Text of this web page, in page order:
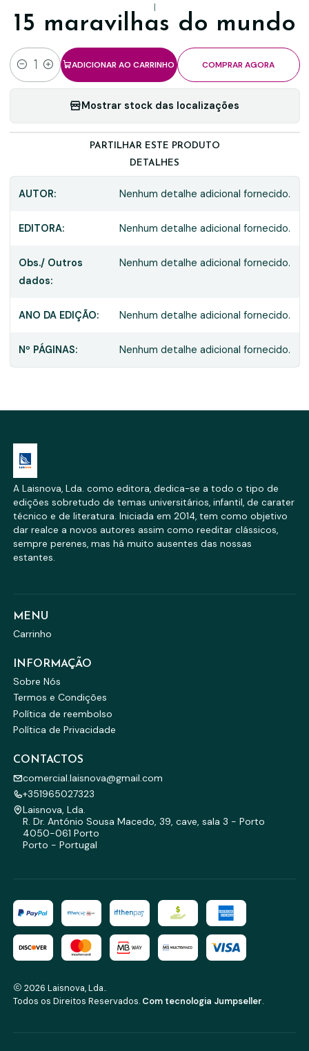
|
15 maravilhas do mundo
Quantidade
ADICIONAR AO CARRINHO COMPRAR AGORA
Mostrar stock das localizações
PARTILHAR ESTE PRODUTO
DETALHES
AUTOR: Nenhum detalhe adicional fornecido.
EDITORA: Nenhum detalhe adicional fornecido.
Obs./ Outros
dados:
Nenhum detalhe adicional fornecido.
ANO DA EDIÇÃO: Nenhum detalhe adicional fornecido.
Nº PÁGINAS: Nenhum detalhe adicional fornecido.
A Laisnova, Lda. como editora, dedica-se a todo o tipo de
edições sobretudo de temas universitários, infantil, de carater
técnico e de literatura. Iniciada em 2014, tem como objetivo
dar realce a novos autores assim como reeditar clássicos,
sempre perenes, mas há muito ausentes das nossas
estantes.
MENU
Carrinho
INFORMAÇÃO
Sobre Nós
Termos e Condições
Política de reembolso
Política de Privacidade
CONTACTOS
comercial.laisnova@gmail.com
+351965027323
Laisnova, Lda.
R. Dr. António Sousa Macedo, 39, cave, sala 3 - Porto
4050-061 Porto
Porto - Portugal
2026 Laisnova, Lda..
Todos os Direitos Reservados. Com tecnologia Jumpseller.